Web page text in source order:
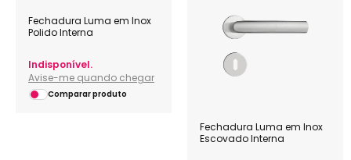
Fechadura Luma em Inox
Polido Interna
Indisponível.
Avise-me quando chegar
Comparar produto
Fechadura Luma em Inox
Escovado Interna